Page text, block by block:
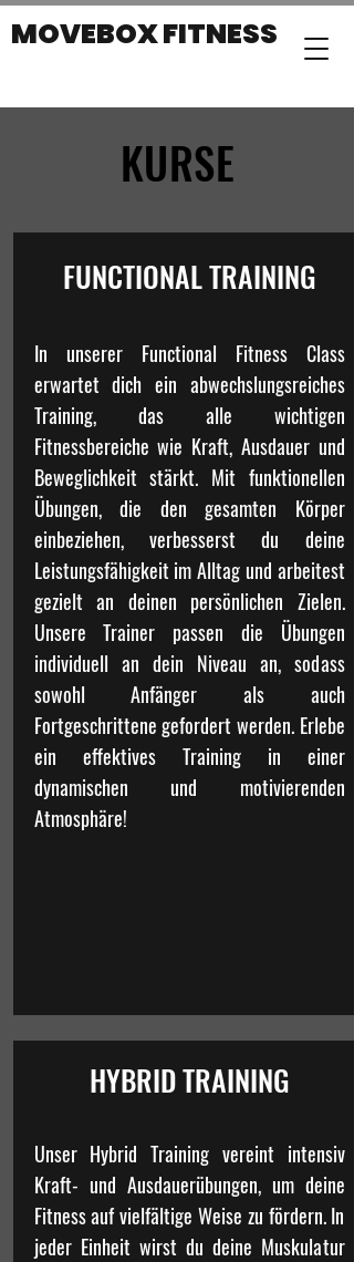
MOVEBOX FITNESS
KURSE
FUNCTIONAL TRAINING
In unserer Functional Fitness Class
erwartet dich ein abwechslungsreiches
Training, das alle wichtigen
Fitnessbereiche wie Kraft, Ausdauer und
Beweglichkeit stärkt. Mit funktionellen
Übungen, die den gesamten Körper
einbeziehen, verbesserst du deine
Leistungsfähigkeit im Alltag und arbeitest
gezielt an deinen persönlichen Zielen.
Unsere Trainer passen die Übungen
individuell an dein Niveau an, sodass
sowohl Anfänger als auch
Fortgeschrittene gefordert werden. Erlebe
ein effektives Training in einer
dynamischen und motivierenden
Atmosphäre!
HYBRID TRAINING
Unser Hybrid Training vereint intensiv
Kraft- und Ausdauerübungen, um deine
Fitness auf vielfältige Weise zu fördern. In
jeder Einheit wirst du deine Muskulatur